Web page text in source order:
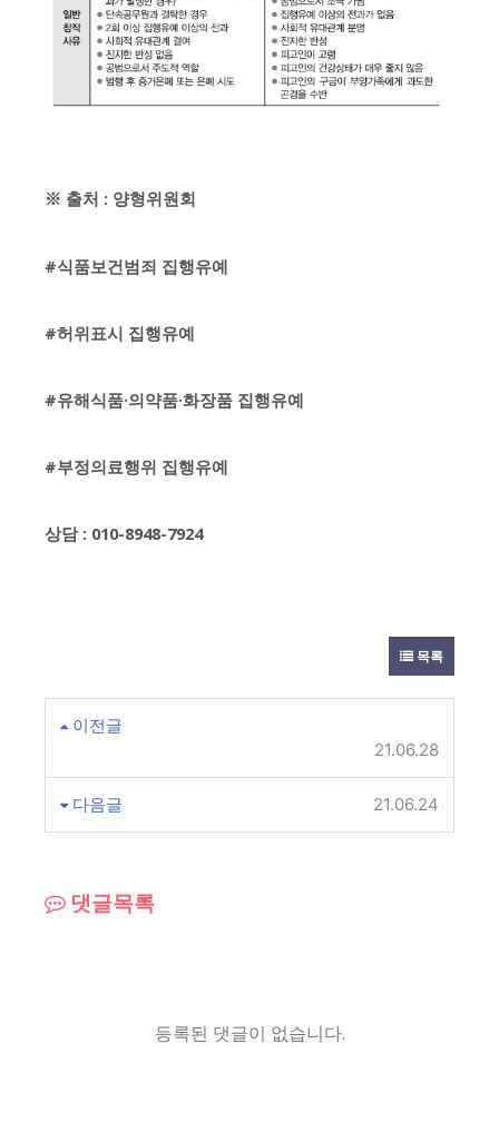
※ 출처 : 양형위원회
#식품보건범죄 집행유예
#허위표시 집행유예
#유해식품·의약품·화장품 집행유예
#부정의료행위 집행유예
상담 : 010-8948-7924
목록
이전글
21.06.28
다음글 21.06.24
댓글목록
등록된 댓글이 없습니다.